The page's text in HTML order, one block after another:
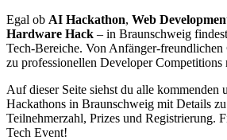
Egal ob AI Hackathon, Web
Hardware Hack – in Braunschweig
Tech-Bereiche. Von Anfänger-
zu professionellen Developer Competitions
Auf dieser Seite siehst du alle kommenden
Hackathons in Braunschweig mit Details
Teilnehmerzahl, Prizes und Registrierung.
Tech Event!